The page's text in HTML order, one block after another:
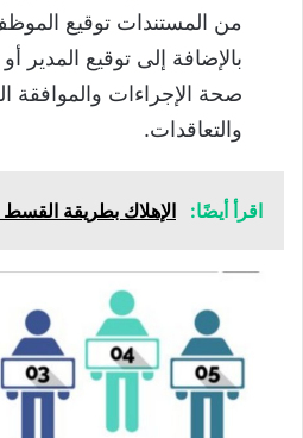
من المستندات توقيع
بالإضافة إلى توقيع المدير
صحة الإجراءات والموافقة
والتعاقدات.
اقرأ أيضًا: الإهلاك بطريقة القسط